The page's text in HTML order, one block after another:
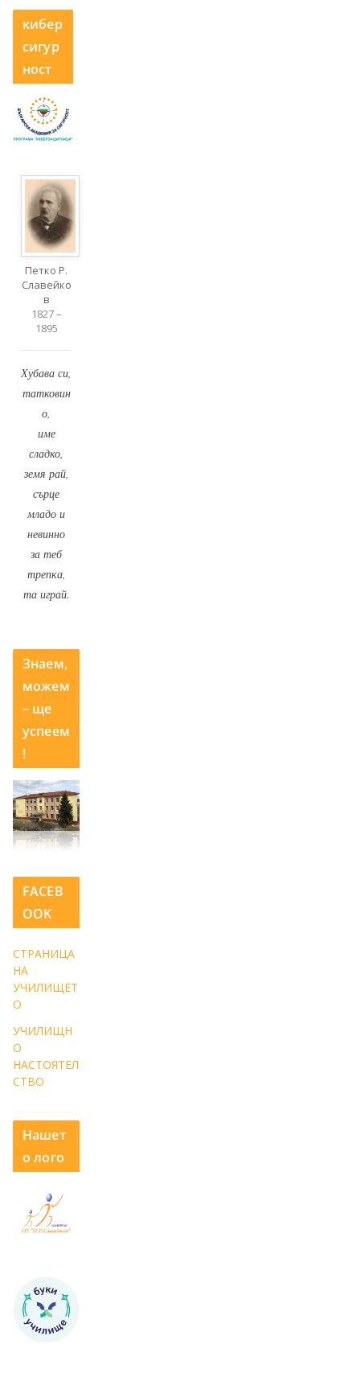
кибер
сигур
ност
Петко Р.
Славейко
в
1827 –
1895
Хубава си,
татковин
о,
име
сладко,
земя рай,
сърце
младо и
невинно
за теб
трепка,
та играй.
Знаем,
можем
– ще
успеем
!
FACEB
OOK
СТРАНИЦА
НА
УЧИЛИЩЕТ
О
УЧИЛИЩН
О
НАСТОЯТЕЛ
СТВО
Нашет
о лого